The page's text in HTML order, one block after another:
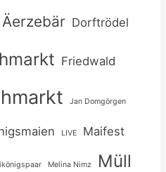
Dorftrödel
Friedwald
Jan Domgörgen
LIVE Maifest
Melina Nimz Müll